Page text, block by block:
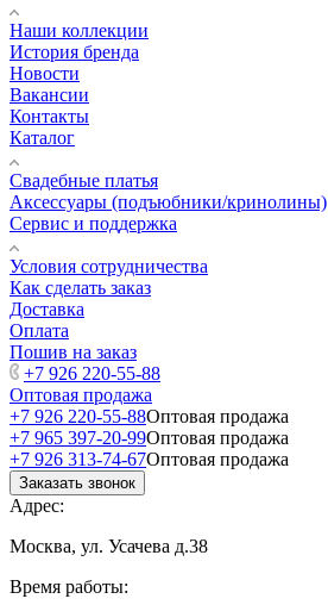
Наши коллекции
История бренда
Новости
Вакансии
Контакты
Каталог
Свадебные платья
Аксессуары (подъюбники/кринолины)
Сервис и поддержка
Условия сотрудничества
Как сделать заказ
Доставка
Оплата
Пошив на заказ
+7 926 220-55-88
Оптовая продажа
+7 926 220-55-88Оптовая продажа
+7 965 397-20-99Оптовая продажа
+7 926 313-74-67Оптовая продажа
Заказать звонок
Адрес:
Москва, ул. Усачева д.38
Время работы: